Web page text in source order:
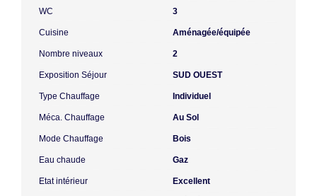
WC 3
Cuisine Aménagée/équipée
Nombre niveaux 2
Exposition Séjour SUD OUEST
Type Chauffage Individuel
Méca. Chauffage Au Sol
Mode Chauffage Bois
Eau chaude Gaz
Etat intérieur Excellent